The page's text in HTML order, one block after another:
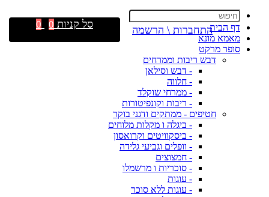
דף הבית
מאמא מונא
סופר מרקט
דבש ריבות וממרחים
- דבש וסילאן
- חלווה
- ממרחי שוקלד
- ריבות וקונפיטורות
חטיפים - ממתקים ודגני בוקר
- ביגלה ו מקלות מלוחים
- ביסקוויטים וקרואסון
- וופלים וגביעי גלידה
- חמצוצים
- סוכריות ו מרשמלו
- עוגות
- עוגות ללא סוכר
התחברות \ הרשמה סל קניות 0
0